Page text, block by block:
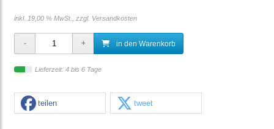
inkl. 19,00 % MwSt., zzgl. Versandkosten
in den Warenkorb
Lieferzeit: 4 bis 6 Tage
teilen tweet